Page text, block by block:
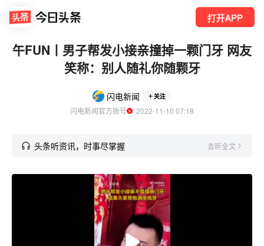
打开APP
午FUN丨男子帮发小接亲撞掉一颗门牙 网友
笑称：别人随礼你随颗牙
闪电新闻 关注
闪电新闻官方账号
  2022-11-10 07:18
头条听资讯，时事尽掌握 去听全文